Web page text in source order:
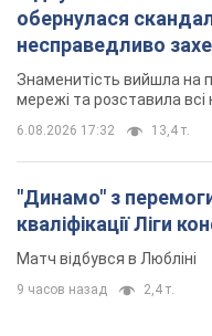
обернулася
несправедливо
Знаменитість вийшла на
мережі та розставила всі
6.08.2026 17:32 13,4 т.
"Динамо" з
кваліфікації Ліги
Матч відбувся в Любліні
9 часов назад 2,4 т.